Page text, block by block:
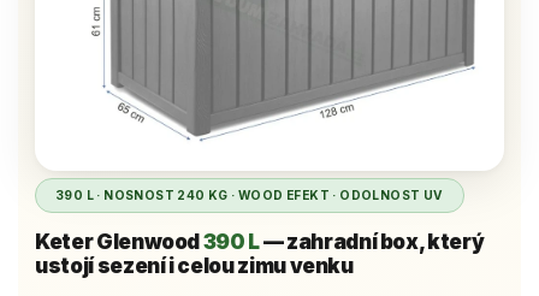
390 L · NOSNOST 240 KG · WOOD EFEKT · ODOLNOST UV
Keter Glenwood390 L— zahradní box, který
ustojí sezení i celou zimu venku